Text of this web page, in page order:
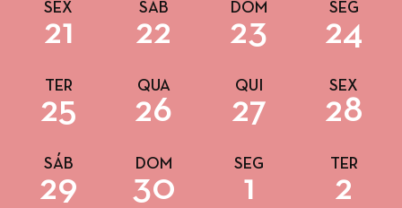
SEX
21
SÁB
22
DOM
23
SEG
24
TER
25
QUA
26
QUI
27
SEX
28
SÁB
29
DOM
30
SEG
1
TER
2